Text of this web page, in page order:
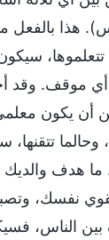
هذا بالفعل
أي موقف. وقد
أن يكون
تتقنها،
ما هدف
نفسك،
بين الناس،